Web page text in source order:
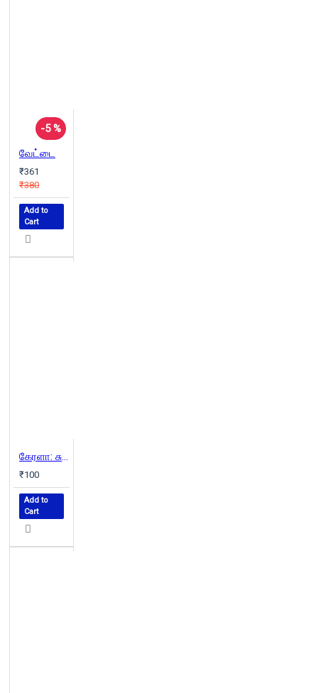
-5 %
வேட்டை
₹361
₹380
Add to
Cart
கேரளா: சுற்றுலா செல்வோம் புத்தகத்தின் வழியாக
₹100
Add to
Cart